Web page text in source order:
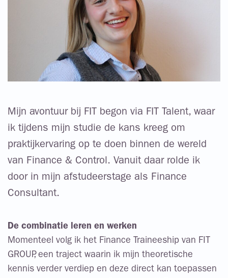
Mijn avontuur bij FIT begon via FIT Talent, waar
ik tijdens mijn studie de kans kreeg om
praktijkervaring op te doen binnen de wereld
van Finance & Control. Vanuit daar rolde ik
door in mijn afstudeerstage als Finance
Consultant.
De combinatie leren en werken
Momenteel volg ik het Finance Traineeship van FIT
GROUP, een traject waarin ik mijn theoretische
kennis verder verdiep en deze direct kan toepassen